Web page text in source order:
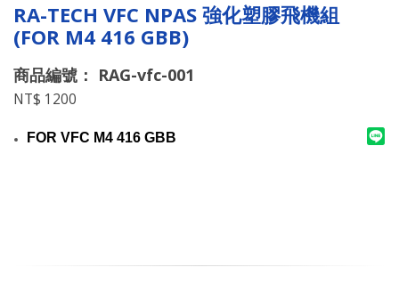
RA-TECH VFC NPAS 強化塑膠飛機組
(FOR M4 416 GBB)
商品編號： RAG-vfc-001
NT$ 1200
FOR VFC M4 416 GBB